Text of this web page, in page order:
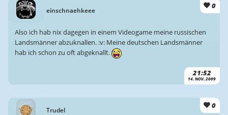
einschnaehkeee
0
21:52
14. NOV. 2009
Also ich hab nix dagegen in einem Videogame meine russischen
Landsmänner abzuknallen. :v: Meine deutschen Landsmänner
hab ich schon zu oft abgeknallt.
Trudel
0